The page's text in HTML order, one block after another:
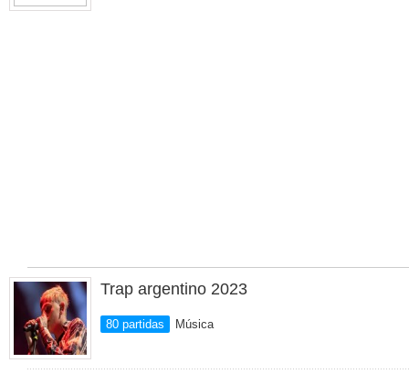
Trap argentino 2023
80 partidas Música